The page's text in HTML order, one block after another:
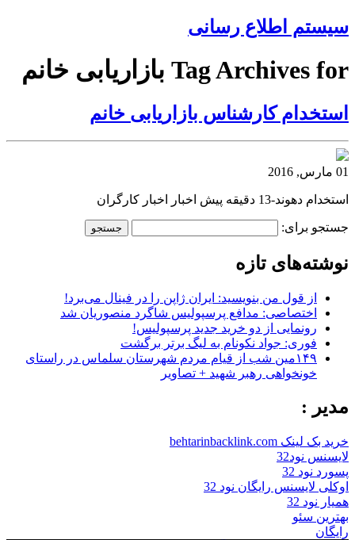
سیستم اطلاع رسانی
Tag Archives for بازاریابی خانم
استخدام کارشناس بازاریابی خانم
01 مارس, 2016
استخدام دهوند-13 دقیقه پیش اخبار اخبار کارگران
جستجو برای:
نوشته‌های تازه
از قول من بنویسید: ایران ژاپن را در فینال می‌برد!
اختصاصی: مدافع پرسپولیس شاگرد منصوریان شد
رونمایی از دو خرید جدید پرسپولیس!
فوری: جواد نکونام به لیگ برتر برگشت
۱۴۹مین شب از قیام مردم شهرستان سلماس در راستای
خونخواهی رهبر شهید + تصاویر
مدیر :
خرید بک لینک behtarinbacklink.com
لایسنس نود32
پسورد نود 32
اوکلی لایسنس رایگان نود 32
همیار نود 32
بهترین سئو
رایگان